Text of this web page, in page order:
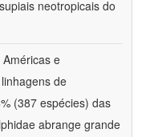
neotropicais do
e
de
(387 espécies) das
abrange grande